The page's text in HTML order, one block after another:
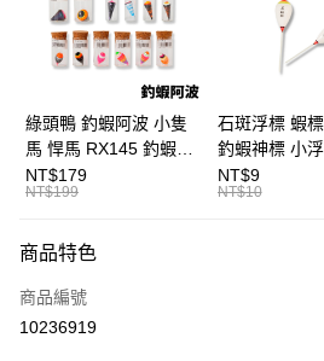
合作金庫商業銀行
第一
華南商業銀行
彰
上海商業儲蓄銀行
台北
國泰世華商業銀行
兆
臺灣中小企業銀行
台中
匯豐（台灣）商業銀行
華
聯邦商業銀行
遠
元大商業銀行
台灣樂天信用卡公司
超商取貨付款
Apple Pay
悠遊付
大哥付你分期
【大哥付你分期使用說明】
2.付款方式選擇「大哥付你分期」，訂單成立
流程，驗證手機門號後，選擇欲分期的期數、
相關說明
【關於「AFTEE先享後付」】
綠頭鴨 釣蝦阿波 小隻
馬 悍馬 RX145 釣蝦浮
標 泰國蝦標 阿波
F129
NT$179
NT$199
石斑浮標 蝦
釣蝦神標 小浮
標 B411
NT$9
NT$10
商品特色
商品編號
10236919